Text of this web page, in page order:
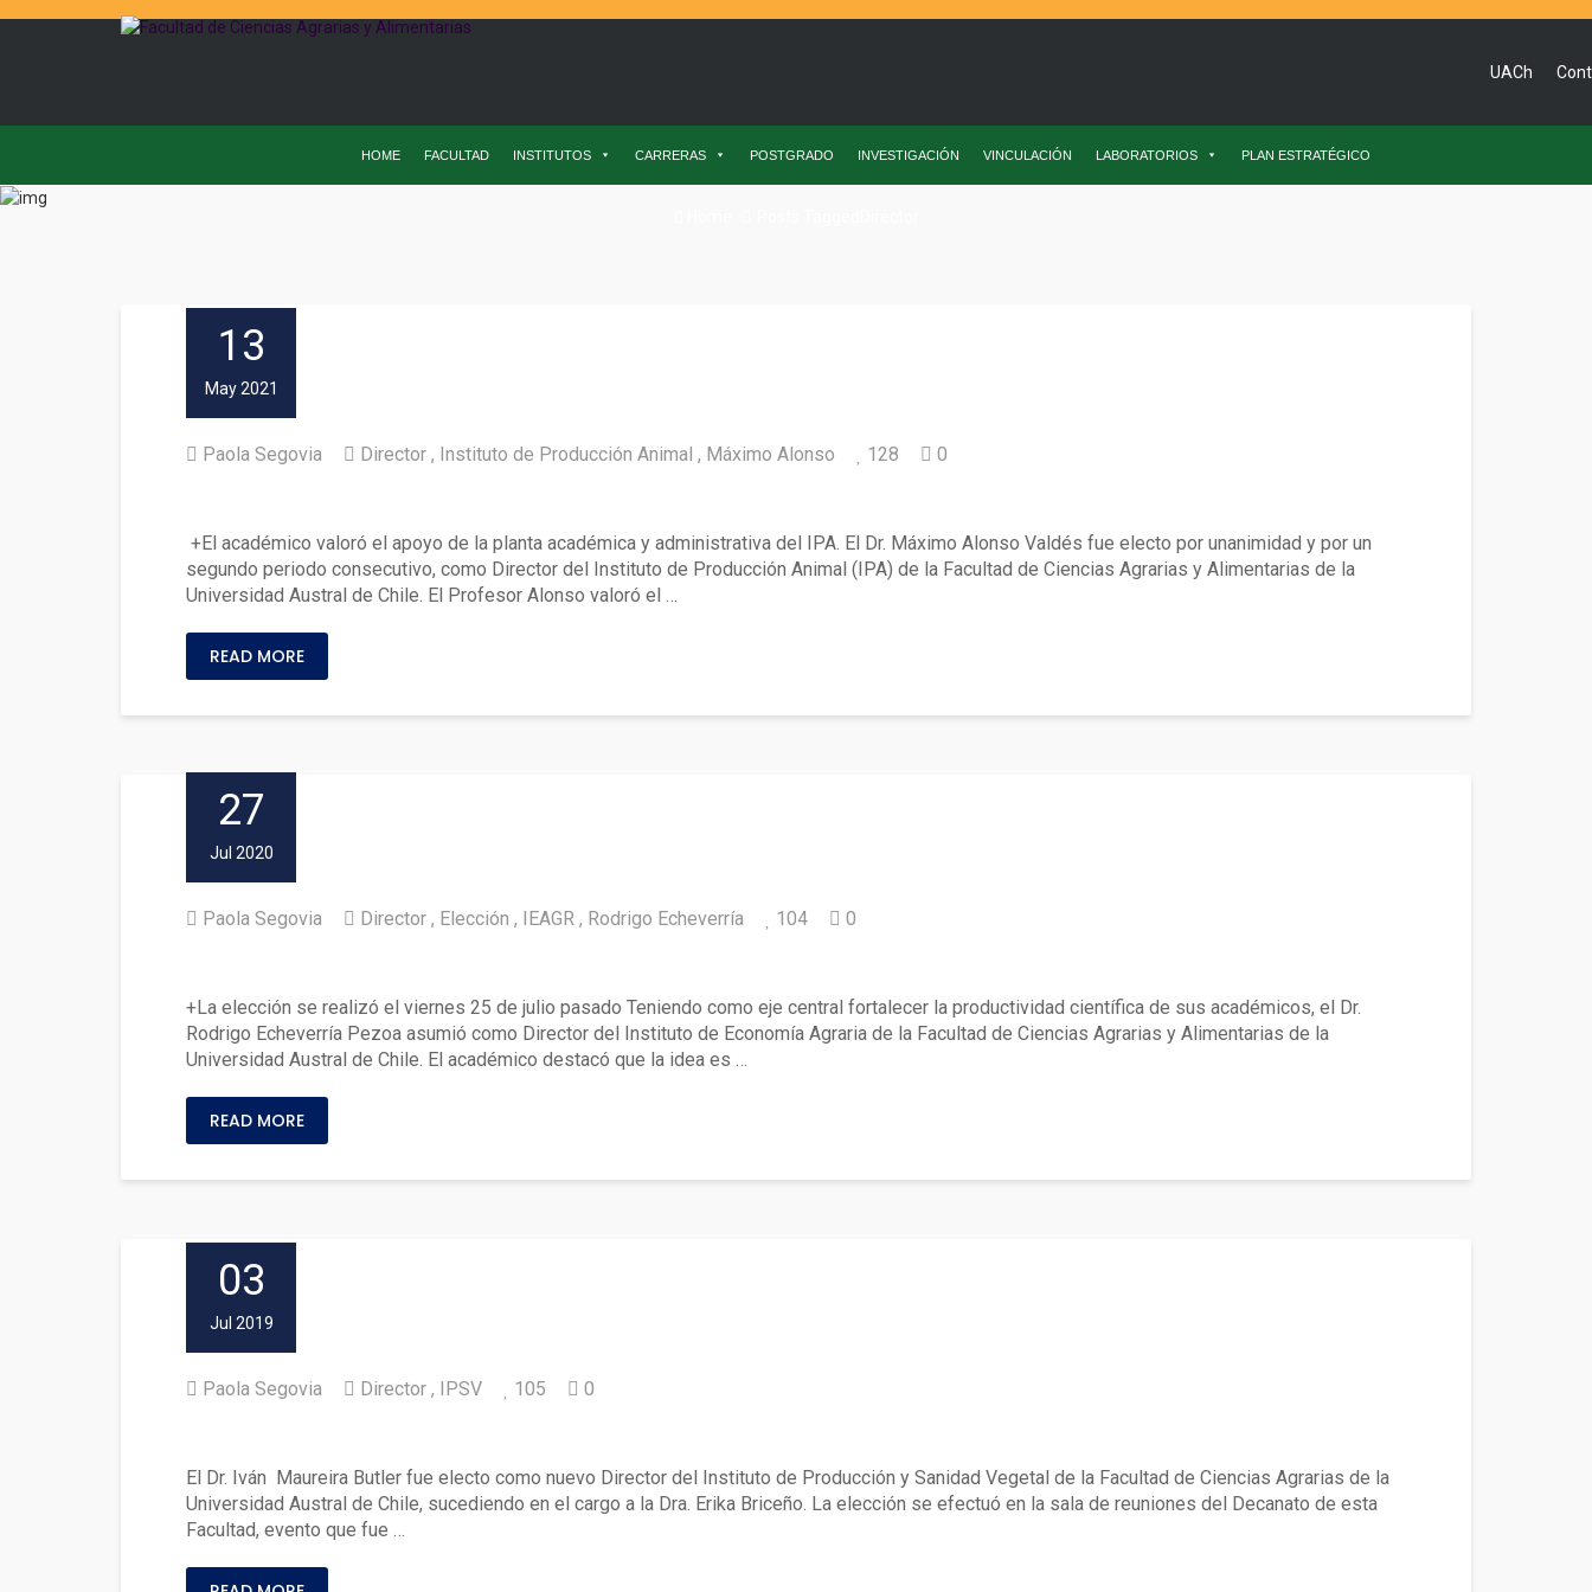
UACh
HOME FACULTAD INSTITUTOS CARRERAS POSTGRADO INVESTIGACIÓN VINCULACIÓN LABORATORIOS PLAN ESTRATÉGICO
13
May 2021
Paola Segovia Director Instituto de Producción Animal Máximo Alonso 128 0
+El académico valoró el apoyo de la planta académica y administrativa del IPA. El Dr. Máximo Alonso Valdés fue electo por unanimidad y por un
segundo periodo consecutivo, como Director del Instituto de Producción Animal (IPA) de la Facultad de Ciencias Agrarias y Alimentarias de la
Universidad Austral de Chile. El Profesor Alonso valoró el …
READ MORE
27
Jul 2020
Paola Segovia Director Elección IEAGR Rodrigo Echeverría 104 0
+La elección se realizó el viernes 25 de julio pasado Teniendo como eje central fortalecer la productividad científica de sus académicos, el Dr.
Rodrigo Echeverría Pezoa asumió como Director del Instituto de Economía Agraria de la Facultad de Ciencias Agrarias y Alimentarias de la
Universidad Austral de Chile. El académico destacó que la idea es …
READ MORE
03
Jul 2019
Paola Segovia Director IPSV 105 0
El Dr. Iván Maureira Butler fue electo como nuevo Director del Instituto de Producción y Sanidad Vegetal de la Facultad de Ciencias Agrarias de la
Universidad Austral de Chile, sucediendo en el cargo a la Dra. Erika Briceño. La elección se efectuó en la sala de reuniones del Decanato de esta
Facultad, evento que fue …